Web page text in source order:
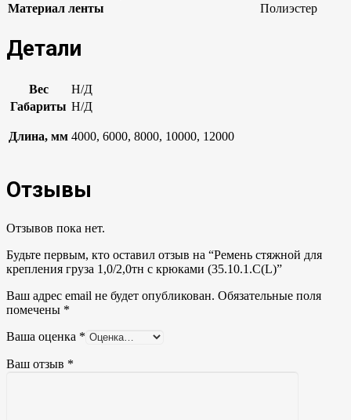
Материал ленты
Полиэстер
Детали
Вес
Н/Д
Габариты Н/Д
Длина, мм 4000, 6000, 8000, 10000, 12000
Отзывы
Отзывов пока нет.
Будьте первым, кто оставил отзыв на “Ремень стяжной для
крепления груза 1,0/2,0тн с крюками (35.10.1.С(L)”
Ваш адрес email не будет опубликован. Обязательные поля
помечены *
Ваша оценка *
Ваш отзыв *